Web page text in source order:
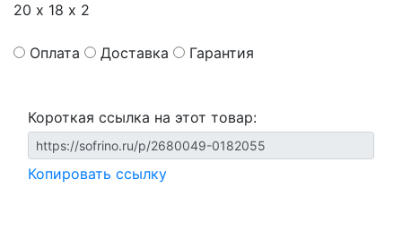
20 х 18 х 2
Оплата Доставка Гарантия
Короткая ссылка на этот товар:
Копировать ссылку